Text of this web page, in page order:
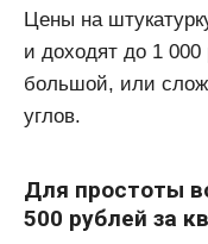
Цены на
и доходят до 1
большой, или
углов.
Для простоты
500 рублей за